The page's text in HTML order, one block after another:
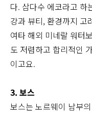
다. 삼다수 에코라고 하
강과 뷰티, 환경까지 고
여타 해외 미네랄 워터
도 저렴하고 합리적인
이고요.
3. 보스
보스는 노르웨이 남부